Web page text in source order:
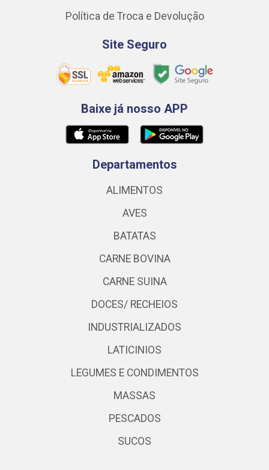
Política de Troca e Devolução
Site Seguro
Baixe já nosso APP
Departamentos
ALIMENTOS
AVES
BATATAS
CARNE BOVINA
CARNE SUINA
DOCES/ RECHEIOS
INDUSTRIALIZADOS
LATICINIOS
LEGUMES E CONDIMENTOS
MASSAS
PESCADOS
SUCOS